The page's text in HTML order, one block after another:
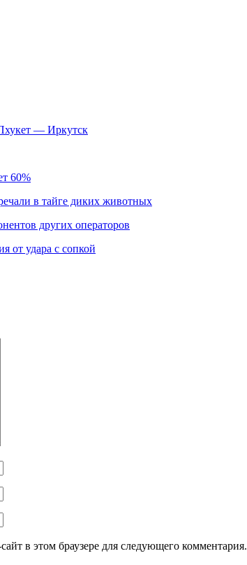
— Иркутск
60%
в тайге диких животных
других операторов
от удара с сопкой
в этом браузере для следующего комментария.